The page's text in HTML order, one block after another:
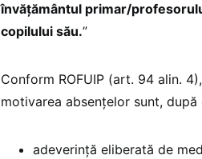
învăţământul primar/
copilului său.”
Conform ROFUIP (art. 94 alin.
motivarea absenţelor sunt, după
adeverinţă eliberată de